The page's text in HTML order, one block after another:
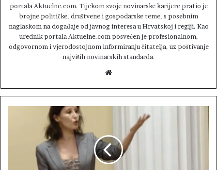
portala Aktuelne.com. Tijekom svoje novinarske karijere pratio je
brojne političke, društvene i gospodarske teme, s posebnim
naglaskom na događaje od javnog interesa u Hrvatskoj i regiji. Kao
urednik portala Aktuelne.com posvećen je profesionalnom,
odgovornom i vjerodostojnom informiranju čitatelja, uz poštivanje
najviših novinarskih standarda.
b
s
e